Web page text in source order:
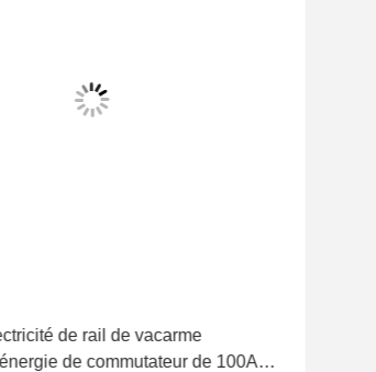
de rail de vacarme
de commutateur de 100A